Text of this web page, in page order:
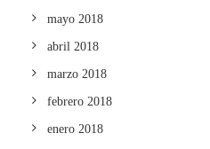
mayo 2018
abril 2018
marzo 2018
febrero 2018
enero 2018